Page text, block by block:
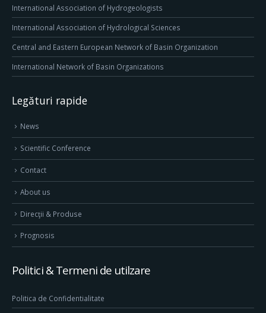
International Association of Hydrogeologists
International Association of Hydrological Sciences
Central and Eastern European Network of Basin Organization
International Network of Basin Organizations
Legături rapide
News
Scientific Conference
Contact
About us
Direcţii & Produse
Prognosis
Politici & Termeni de utilzare
Politica de Confidentialitate